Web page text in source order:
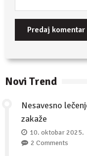
Novi Trend
Nesavesno
zakaže
10. oktobar 2025.
2 Comments